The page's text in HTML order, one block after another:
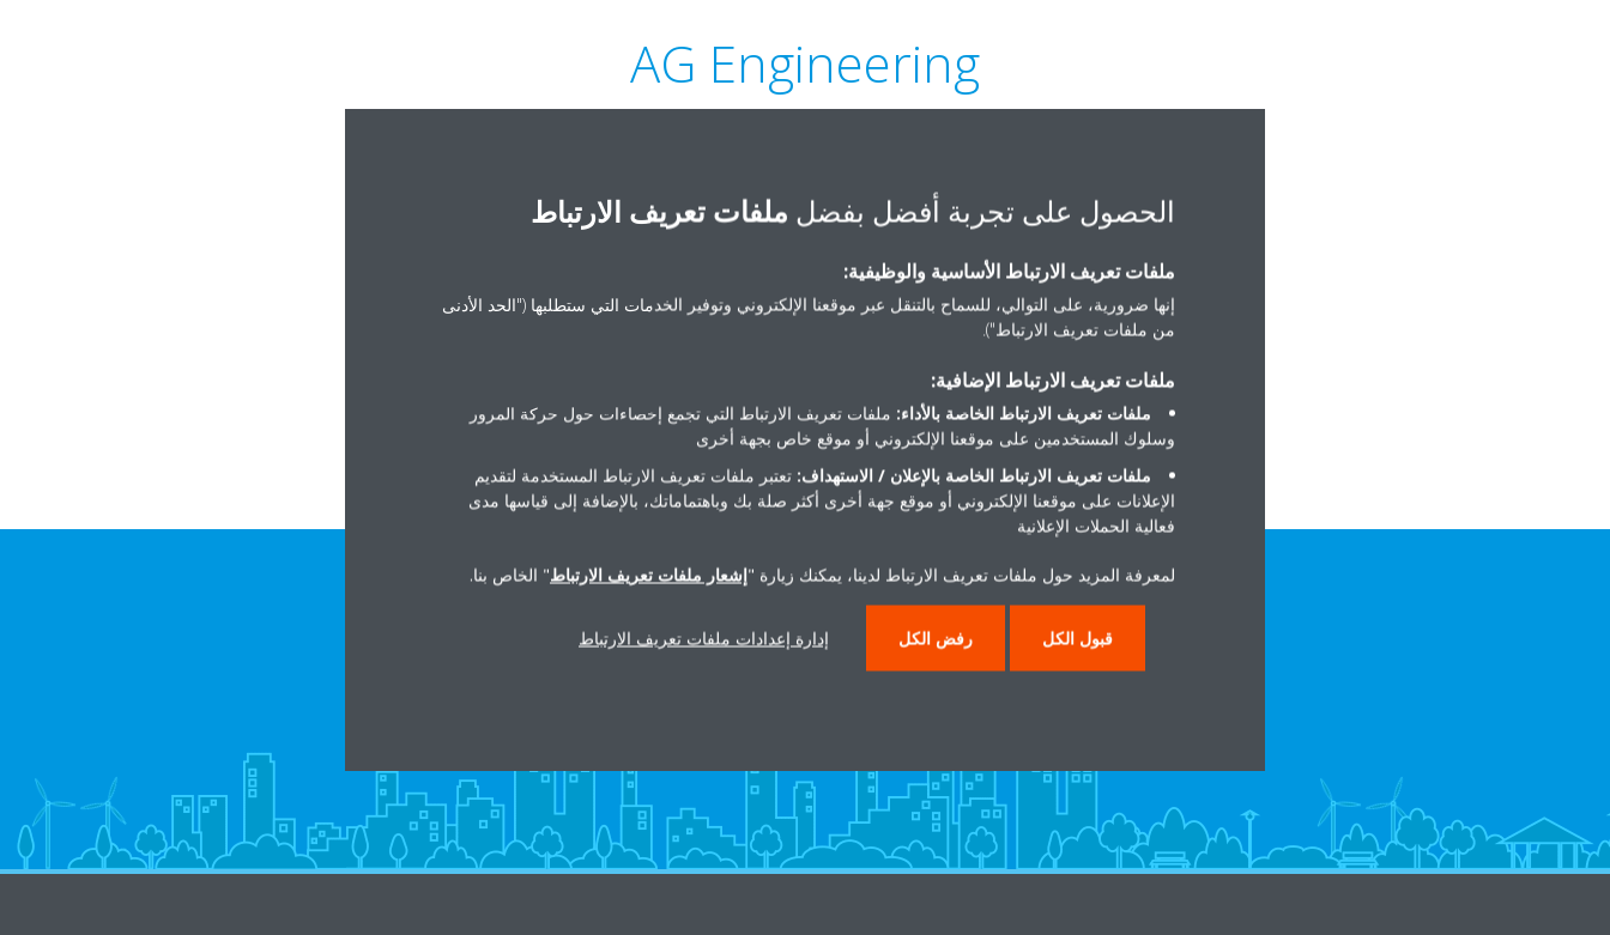
AG Engineering
PO Box 282989
Get directions
هل تريد مساعدة؟
الحصول على تجربة أفضل بفضل ملفات تعريف الارتباط
ملفات تعريف الارتباط الأساسية والوظيفية:
إنها ضرورية، على التوالي، للسماح بالتنقل عبر موقعنا الإلكتروني وتوفير الخدمات التي ستطلبها ("الحد الأدنى
من ملفات تعريف الارتباط").
ملفات تعريف الارتباط الإضافية:
ملفات تعريف الارتباط الخاصة بالأداء: ملفات تعريف الارتباط التي تجمع إحصاءات حول حركة المرور
وسلوك المستخدمين على موقعنا الإلكتروني أو موقع خاص بجهة أخرى
ملفات تعريف الارتباط الخاصة بالإعلان / الاستهداف: تعتبر ملفات تعريف الارتباط المستخدمة لتقديم
الإعلانات على موقعنا الإلكتروني أو موقع جهة أخرى أكثر صلة بك وباهتماماتك، بالإضافة إلى قياسها مدى
فعالية الحملات الإعلانية
لمعرفة المزيد حول ملفات تعريف الارتباط لدينا، يمكنك زيارة "إشعار ملفات تعريف الارتباط" الخاص بنا.
قبول الكل رفض الكل إدارة إعدادات ملفات تعريف الارتباط